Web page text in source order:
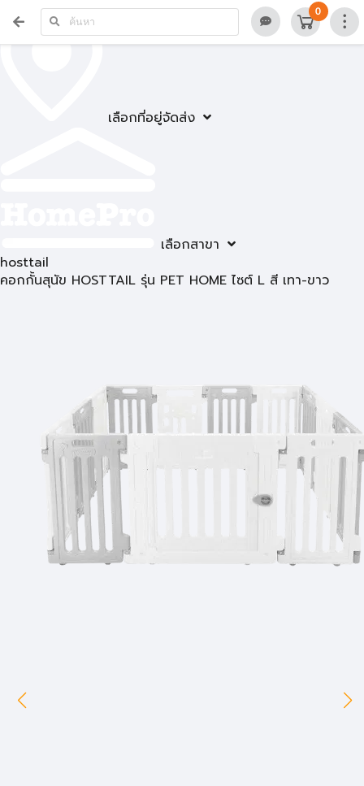
เลือกที่อยู่จัดส่ง
เลือกสาขา
0
hosttail
คอกกั้นสุนัข HOSTTAIL รุ่น PET HOME ไซต์ L สี เทา-ขาว